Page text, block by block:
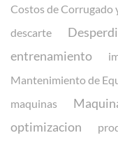
Costos de Corrugado
descarte
entrenamiento
Mantenimiento de
maquinas
optimizacion